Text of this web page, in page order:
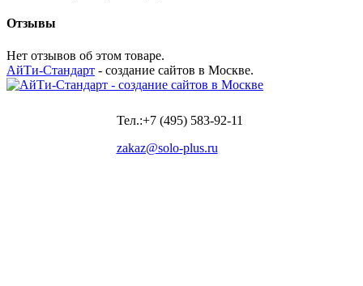
Отзывы
Нет отзывов об этом товаре.
АйТи-Стандарт - создание сайтов в Москве.
Тел.:+7 (495) 583-92-11
zakaz@solo-plus.ru